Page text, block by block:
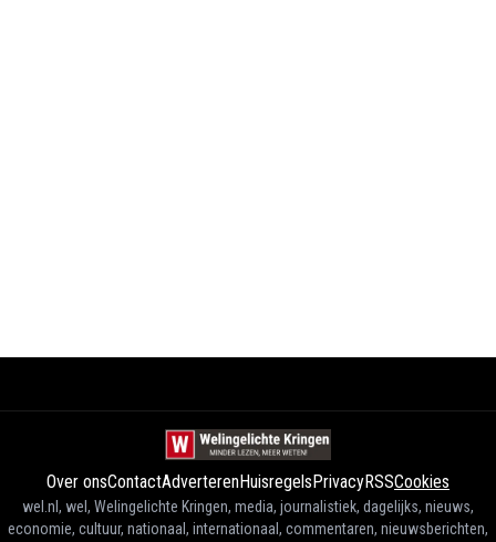
Over onsContactAdverterenHuisregelsPrivacyRSSCookies
wel.nl, wel, Welingelichte Kringen, media, journalistiek, dagelijks, nieuws,
economie, cultuur, nationaal, internationaal, commentaren, nieuwsberichten,